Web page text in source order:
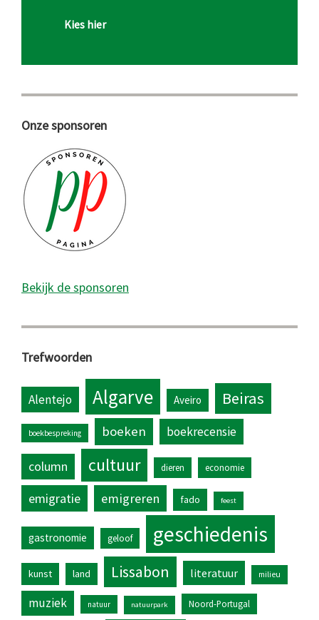
Kies hier
Onze sponsoren
Bekijk de sponsoren
Trefwoorden
Alentejo Algarve Aveiro Beiras
boekbespreking boeken boekrecensie
column cultuur dieren economie
emigratie emigreren fado feest
gastronomie geloof geschiedenis
kunst land Lissabon literatuur milieu
muziek natuur natuurpark Noord-Portugal